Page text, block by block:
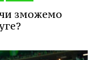
чи зможемо